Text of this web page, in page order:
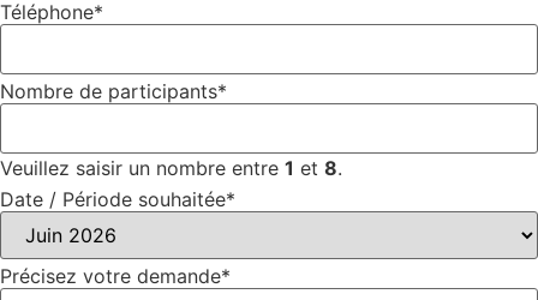
Téléphone*
Nombre de participants*
Veuillez saisir un nombre entre 1 et 8.
Date / Période souhaitée*
Précisez votre demande*